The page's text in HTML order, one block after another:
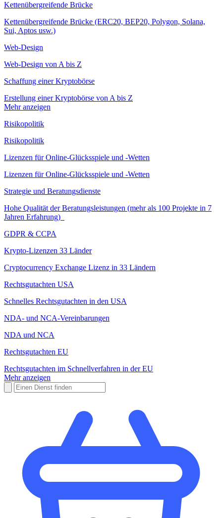
Kettenübergreifende Brücke
Kettenübergreifende Brücke (ERC20, BEP20, Polygon, Solana,
Sui, Aptos usw.)
Web-Design
Web-Design von A bis Z
Schaffung einer Kryptobörse
Erstellung einer Kryptobörse von A bis Z
Mehr anzeigen
Risikopolitik
Risikopolitik
Lizenzen für Online-Glücksspiele und -Wetten
Lizenzen für Online-Glücksspiele und -Wetten
Strategie und Beratungsdienste
Hohe Qualität der Beratungsleistungen (mehr als 100 Projekte in 7
Jahren Erfahrung)
GDPR & CCPA
Krypto-Lizenzen 33 Länder
Cryptocurrency Exchange Lizenz in 33 Ländern
Rechtsgutachten USA
Schnelles Rechtsgutachten in den USA
NDA- und NCA-Vereinbarungen
NDA und NCA
Rechtsgutachten EU
Rechtsgutachten im Schnellverfahren in der EU
Mehr anzeigen